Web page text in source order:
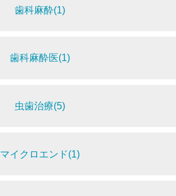
歯科麻酔(1)
歯科麻酔医(1)
虫歯治療(5)
マイクロエンド(1)